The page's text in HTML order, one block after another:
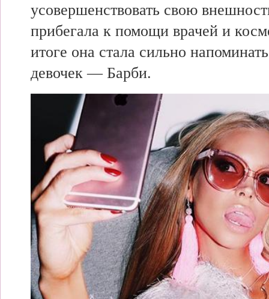
усовершенствовать свою
прибегала к помощи врачей и
итоге она стала сильно
девочек — Барби.